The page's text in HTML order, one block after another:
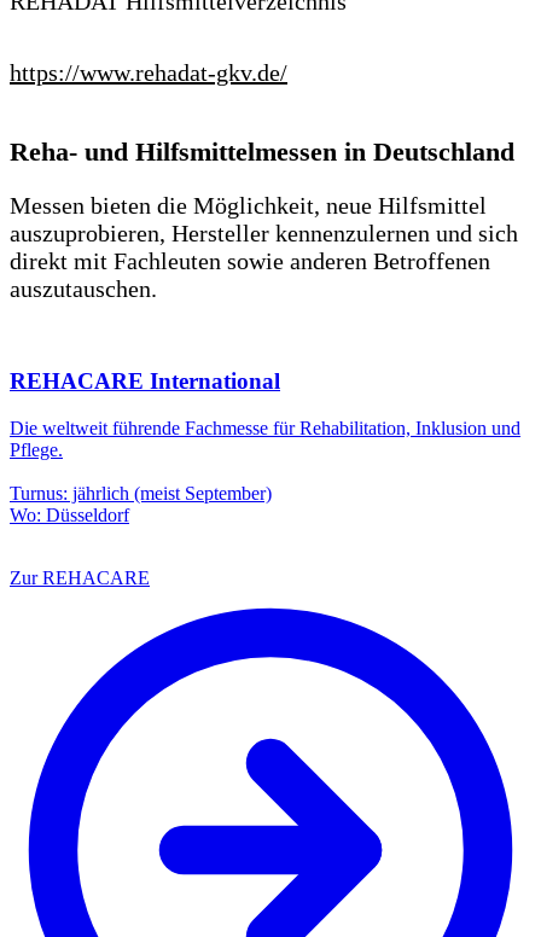
https://www.rehadat-gkv.de/
Reha- und Hilfsmittelmessen in Deutschland
Messen bieten die Möglichkeit, neue Hilfsmittel
auszuprobieren, Hersteller kennenzulernen und sich
direkt mit Fachleuten sowie anderen Betroffenen
auszutauschen.
REHACARE International
Die weltweit führende Fachmesse für Rehabilitation, Inklusion und
Pflege.
Turnus: jährlich (meist September)
Wo: Düsseldorf
Zur REHACARE